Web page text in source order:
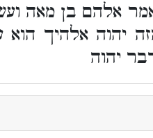
אלהם בן מאה
יהוה אלהיך הוא
יהוה